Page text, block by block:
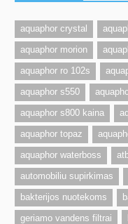
aquaphor crystal
aquaphor morion
aquaphor ro 102s
aquaphor s550
aquaphor s800 kaina
aquaphor topaz
aquaphor waterboss
automobiliu supirkimas
bakterijos nuotekoms
geriamo vandens filtrai